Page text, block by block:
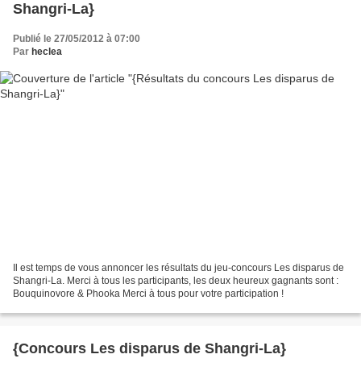
Shangri-La}
Publié le 27/05/2012 à 07:00
Par heclea
Il est temps de vous annoncer les résultats du jeu-concours Les disparus de
Shangri-La. Merci à tous les participants, les deux heureux gagnants sont :
Bouquinovore & Phooka Merci à tous pour votre participation !
{Concours Les disparus de Shangri-La}